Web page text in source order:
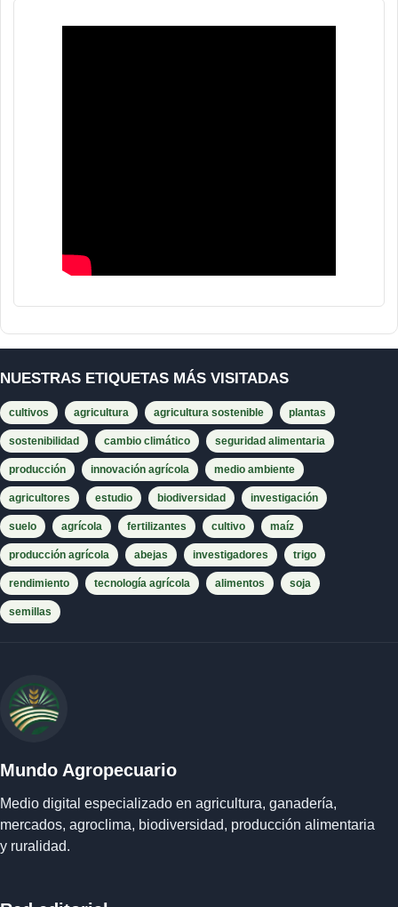
NUESTRAS ETIQUETAS MÁS VISITADAS
cultivos agricultura agricultura sostenible plantas
sostenibilidad cambio climático seguridad alimentaria
producción innovación agrícola medio ambiente
agricultores estudio biodiversidad investigación
suelo agrícola fertilizantes cultivo maíz
producción agrícola abejas investigadores trigo
rendimiento tecnología agrícola alimentos soja
semillas
Mundo Agropecuario
Medio digital especializado en agricultura, ganadería,
mercados, agroclima, biodiversidad, producción alimentaria
y ruralidad.